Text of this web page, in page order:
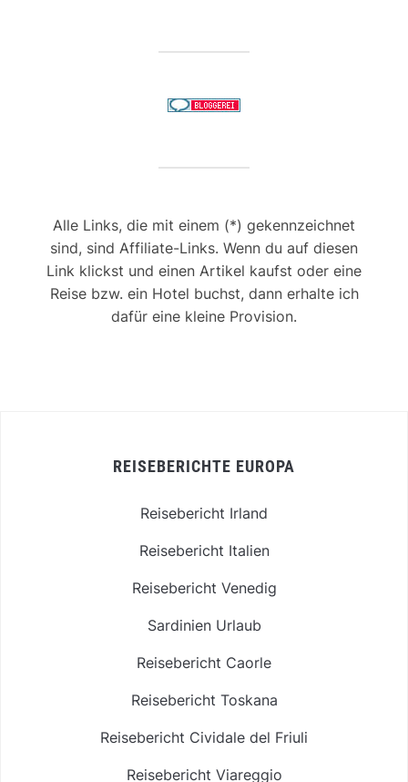
Alle Links, die mit einem (*) gekennzeichnet
sind, sind Affiliate-Links. Wenn du auf diesen
Link klickst und einen Artikel kaufst oder eine
Reise bzw. ein Hotel buchst, dann erhalte ich
dafür eine kleine Provision.
REISEBERICHTE EUROPA
Reisebericht Irland
Reisebericht Italien
Reisebericht Venedig
Sardinien Urlaub
Reisebericht Caorle
Reisebericht Toskana
Reisebericht Cividale del Friuli
Reisebericht Viareggio